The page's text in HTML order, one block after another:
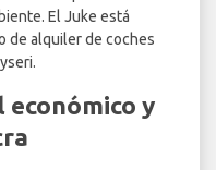
El Juke está
de alquiler de coches
económico y